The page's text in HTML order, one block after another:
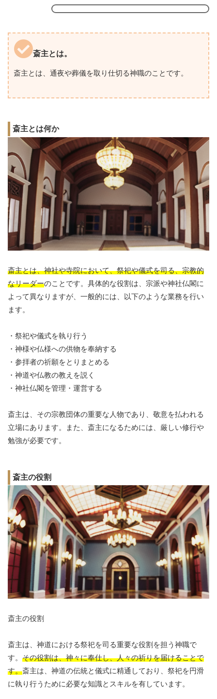
斎主とは。
斎主とは、通夜や葬儀を取り仕切る神職のことです。
斎主とは何か
斎主とは、神社や寺院において、祭祀や儀式を司る、宗教的
なリーダーのことです。具体的な役割は、宗派や神社仏閣に
よって異なりますが、一般的には、以下のような業務を行い
ます。
・祭祀や儀式を執り行う
・神様や仏様への供物を奉納する
・参拝者の祈願をとりまとめる
・神道や仏教の教えを説く
・神社仏閣を管理・運営する
斎主は、その宗教団体の重要な人物であり、敬意を払われる
立場にあります。また、斎主になるためには、厳しい修行や
勉強が必要です。
斎主の役割
斎主の役割
斎主は、神道における祭祀を司る重要な役割を担う神職で
す。 その役割は、神々に奉仕し、人々の祈りを届けることで
す。斎主は、神道の伝統と儀式に精通しており、祭祀を円滑
に執り行うために必要な知識とスキルを有しています。